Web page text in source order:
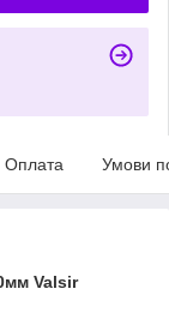
Оплата Умови
Valsir